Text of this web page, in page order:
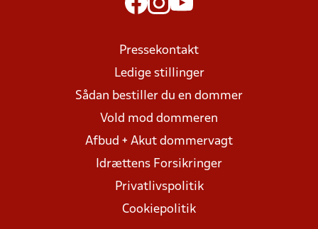
Pressekontakt
Ledige stillinger
Sådan bestiller du en dommer
Vold mod dommeren
Afbud + Akut dommervagt
Idrættens Forsikringer
Privatlivspolitik
Cookiepolitik